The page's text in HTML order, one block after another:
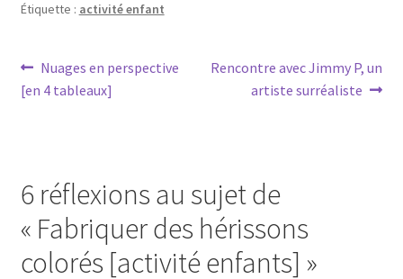
Étiquette : activité enfant
Navigation
de
Article
précédent :
Nuages en perspective
[en 4 tableaux]
Article
suivant :
Rencontre avec Jimmy P, un
artiste surréaliste
6 réflexions au sujet de
« Fabriquer des hérissons
colorés [activité enfants] »